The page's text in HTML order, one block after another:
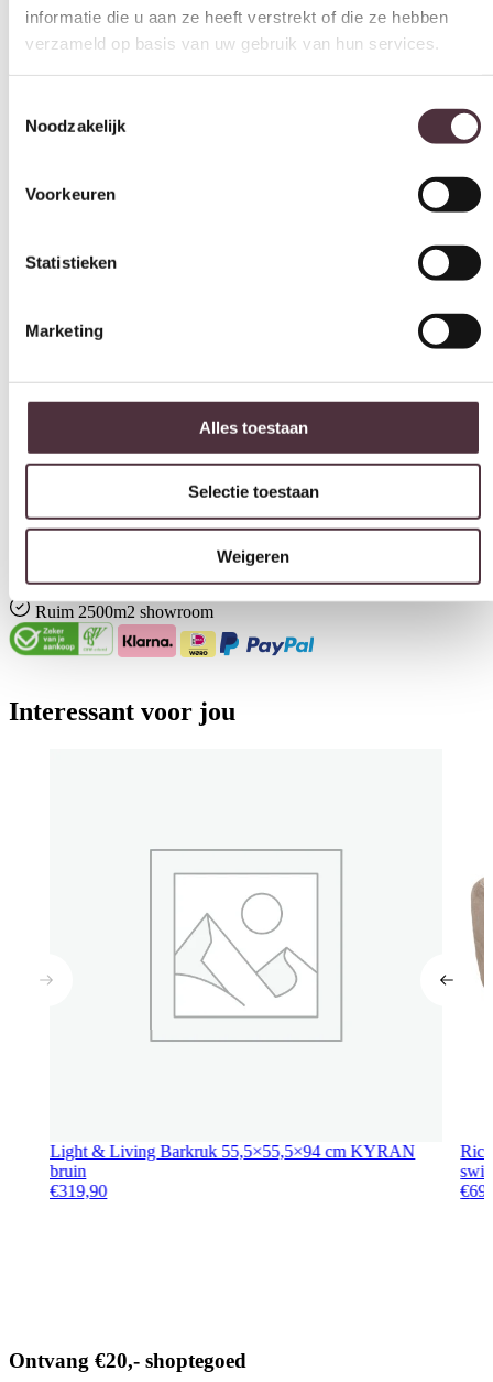
Toestemmingsselectie
Noodzakelijk
Voorkeuren
Statistieken
Marketing
Zitdiepte (cm)
Zithoogte (cm)
Armhoogte (cm)
Merk
Armleuningen
Gemonteerd geleverd
thuis bezorgd boven de €100,-
2 jaar CBWgarantieop meubelen
Ruim 2500m2 showroom
Interessant voor jou
Light & Living Barkruk 55,5×55,5×94 cm KYRAN
bruin
€319,90
€
Ontvang €20,- shoptegoed